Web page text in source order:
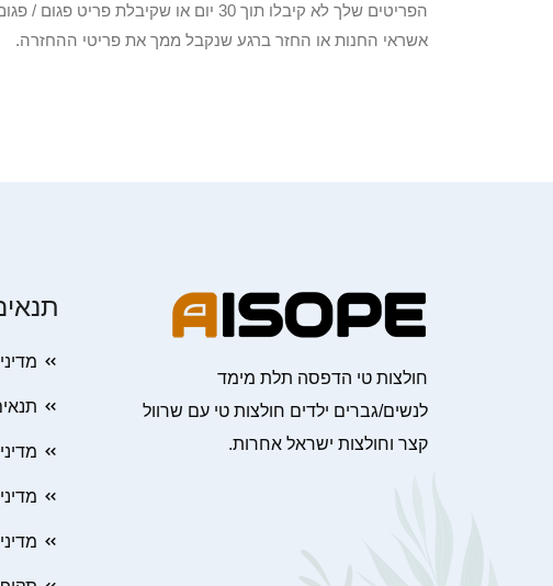
הפריטים שלך לא קיבלו תוך 30 יום
אשראי החנות או החזר ברגע שנקבל ממך את פריטי ההחזרה.
חולצות טי הדפסה תלת מימד
לנשים/גברים ילדים חולצות טי עם שרוול
קצר וחולצות ישראל אחרות.